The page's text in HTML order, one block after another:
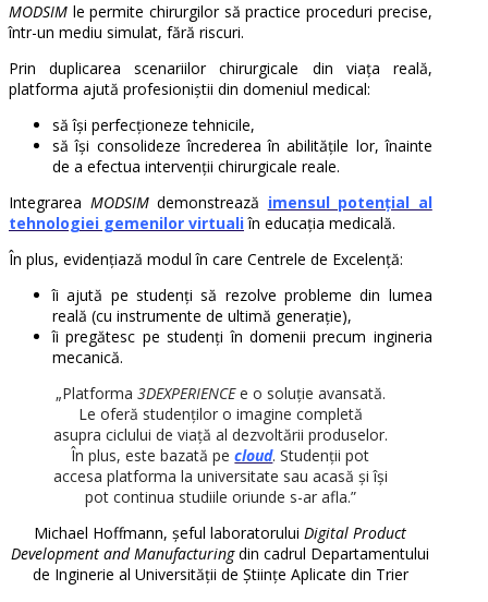
MODSIM le permite chirurgilor să practice proceduri precise,
într-un mediu simulat, fără riscuri.
Prin duplicarea scenariilor chirurgicale din viața reală,
platforma ajută profesioniștii din domeniul medical:
să își perfecționeze tehnicile,
să își consolideze încrederea în abilitățile lor, înainte
de a efectua intervenții chirurgicale reale.
Integrarea MODSIMdemonstrează imensul potențial al
tehnologiei gemenilor virtualiîn educația medicală.
În plus, evidențiază modul în care Centrele de Excelență:
îi ajută pe studenți să rezolve probleme din lumea
reală (cu instrumente de ultimă generație),
îi pregătesc pe studenți în domenii precum ingineria
mecanică.
„Platforma 3DEXPERIENCEe o soluție avansată.
Le oferă studenților o imagine completă
asupra ciclului de viață al dezvoltării produselor.
În plus, este bazată pecloud. Studenții pot
accesa platforma la universitate sau acasă și își
pot continua studiile oriunde s-ar afla.”
Michael Hoffmann, șeful laboratoruluiDigital Product
Development and Manufacturingdin cadrul Departamentului
de Inginerie al Universității de Științe Aplicate din Trier